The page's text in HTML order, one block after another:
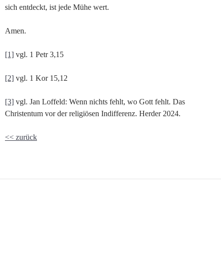
sich entdeckt, ist jede Mühe wert.
Amen.
[1] vgl. 1 Petr 3,15
[2] vgl. 1 Kor 15,12
[3] vgl. Jan Loffeld: Wenn nichts fehlt, wo Gott fehlt. Das
Christentum vor der religiösen Indifferenz. Herder 2024.
<< zurück